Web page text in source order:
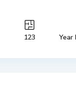
123 Year